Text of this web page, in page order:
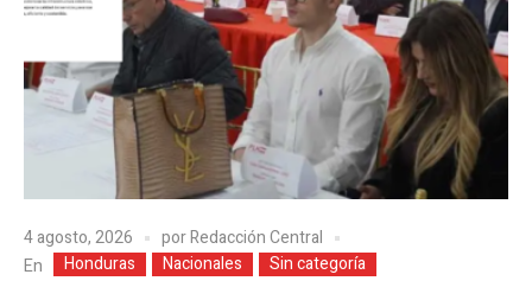
4 agosto, 2026 porRedacción Central
En
Honduras Nacionales Sin categoría